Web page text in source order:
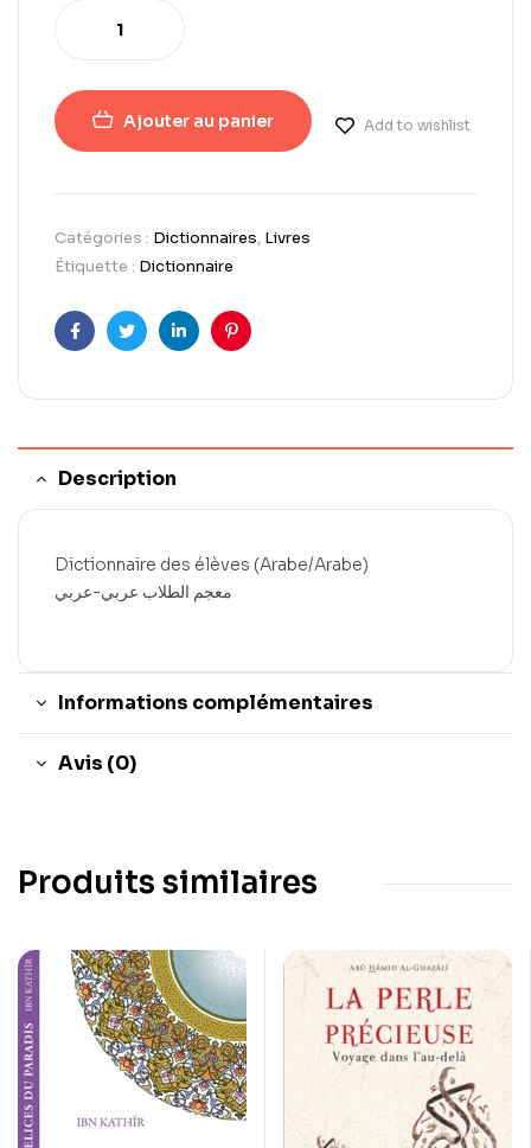
Ajouter au panier Add to wishlist
Catégories : Dictionnaires, Livres
Étiquette : Dictionnaire
FacebookTwitterLinkedInPinterest
Description
Dictionnaire des élèves (Arabe/Arabe)
معجم الطلاب عربي-عربي
Informations complémentaires
Avis (0)
Produits similaires